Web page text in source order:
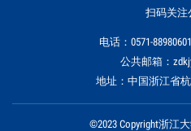
扫码关注
电话：0571-
公共邮箱：
地址：中国浙江省
©2023 Copyright浙江